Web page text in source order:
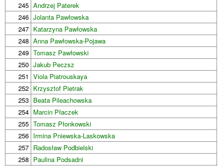
245 Andrzej Paterek
246 Jolanta Pawłowska
247 Katarzyna Pawłowska
248 Anna Pawłowska-Pojawa
249 Tomasz Pawłowski
250 Jakub Peczsz
251 Viola Piatrouskaya
252 Krzysztof Pietrak
253 Beata Pileachowska
254 Marcin Płaczek
255 Tomasz Płonkowski
256 Irmina Pniewska-Laskowska
257 Radosław Podbielski
258 Paulina Podsadni